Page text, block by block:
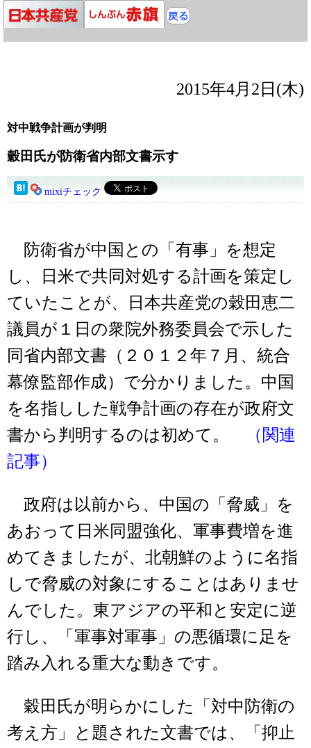
2015年4月2日(木)
対中戦争計画が判明
穀田氏が防衛省内部文書示す
mixiチェック
防衛省が中国との「有事」を想定
し、日米で共同対処する計画を策定し
ていたことが、日本共産党の穀田恵二
議員が１日の衆院外務委員会で示した
同省内部文書（２０１２年７月、統合
幕僚監部作成）で分かりました。中国
を名指しした戦争計画の存在が政府文
書から判明するのは初めて。
（関連
記事）
政府は以前から、中国の「脅威」を
あおって日米同盟強化、軍事費増を進
めてきましたが、北朝鮮のように名指
しで脅威の対象にすることはありませ
んでした。東アジアの平和と安定に逆
行し、「軍事対軍事」の悪循環に足を
踏み入れる重大な動きです。
穀田氏が明らかにした「対中防衛の
考え方」と題された文書では、「抑止